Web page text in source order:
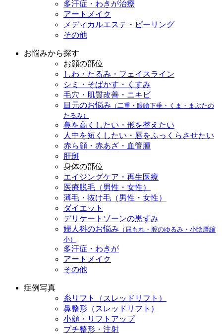
多汗症・わきが治療
アートメイク
メディカルエステ・ピーリング
その他
お悩みから探す
お顔の部位
しわ・たるみ・フェイスライン
シミ・そばかす・くすみ
毛穴・肌質改善・ニキビ
目元のお悩み （二重・眼瞼下垂・くま・まぶたの
たるみ）
鼻を高くしたい・形を整えたい
人中を短くしたい・唇をふっくらさせたい
赤ら顔・赤あざ・血管腫
肝斑
身体の部位
エイジングケア・再生医療
医療脱毛（男性・女性）
薄毛・抜け毛（男性・女性）
ダイエット
デリケートゾーンの黒ずみ
婦人科のお悩み （尿もれ・膣のゆるみ・小陰唇縮
小）
多汗症・わきが
アートメイク
その他
症例写真
糸リフト（スレッドリフト）
鼻整形（スレッドリフト）
小顔・リフトアップ
プチ整形・注射